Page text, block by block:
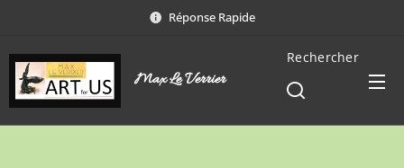
Réponse Rapide
Max Le Verrier
Rechercher